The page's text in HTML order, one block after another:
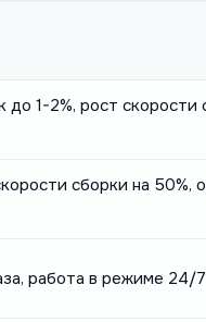
1-2%, рост скорости
сборки на 50%,
работа в режиме 24/7